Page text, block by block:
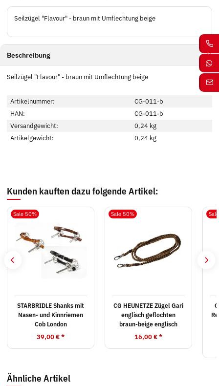
Seilzügel "Flavour" - braun mit Umflechtung beige
Beschreibung
Seilzügel "Flavour" - braun mit Umflechtung beige
Artikelnummer:
CG-011-b
HAN:
CG-011-b
Versandgewicht:
0,24 kg
Artikelgewicht:
0,24 kg
Kunden kauften dazu folgende Artikel:
Sale 50%
STARBRIDLE Shanks mit
Nasen- und Kinnriemen
Cob London
39,00 €*
Sale 50%
CG HEUNETZE Zügel Gari
englisch geflochten
braun-beige englisch
16,00 €*
Ähnliche Artikel